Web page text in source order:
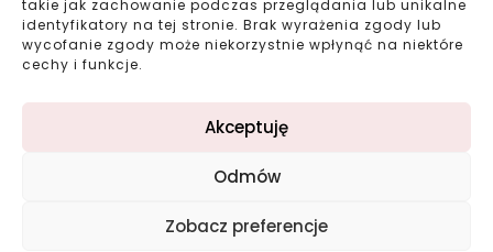
takie jak zachowanie podczas przeglądania lub unikalne
identyfikatory na tej stronie. Brak wyrażenia zgody lub
wycofanie zgody może niekorzystnie wpłynąć na niektóre
cechy i funkcje.
Akceptuję
Odmów
Zobacz preferencje
799 038 980
43 695 80 11
kontakt@bizuteriaszyszka.pl
Projekt: double-digital.pl